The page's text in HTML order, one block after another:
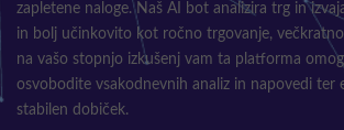
zapletene naloge. Naš AI bot analizira trg in
in bolj učinkovito kot ročno trgovanje,
na vašo stopnjo izkušenj vam ta platforma
osvobodite vsakodnevnih analiz in napovedi ter
stabilen dobiček.